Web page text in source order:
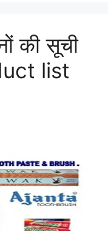
की सूची
list